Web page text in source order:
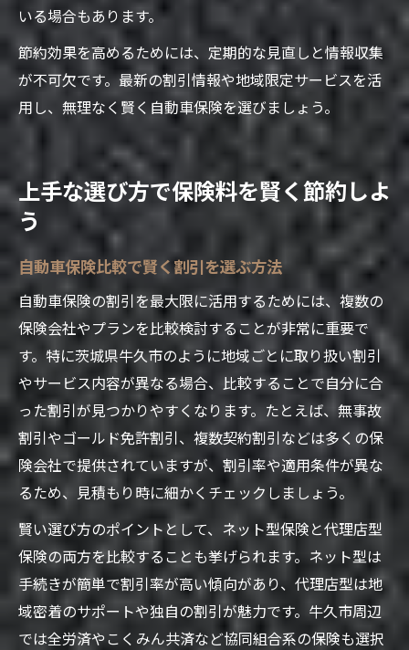
いる場合もあります。
節約効果を高めるためには、定期的な見直しと情報収集
が不可欠です。最新の割引情報や地域限定サービスを活
用し、無理なく賢く自動車保険を選びましょう。
上手な選び方で保険料を賢く節約しよ
う
自動車保険比較で賢く割引を選ぶ方法
自動車保険の割引を最大限に活用するためには、複数の
保険会社やプランを比較検討することが非常に重要で
す。特に茨城県牛久市のように地域ごとに取り扱い割引
やサービス内容が異なる場合、比較することで自分に合
った割引が見つかりやすくなります。たとえば、無事故
割引やゴールド免許割引、複数契約割引などは多くの保
険会社で提供されていますが、割引率や適用条件が異な
るため、見積もり時に細かくチェックしましょう。
賢い選び方のポイントとして、ネット型保険と代理店型
保険の両方を比較することも挙げられます。ネット型は
手続きが簡単で割引率が高い傾向があり、代理店型は地
域密着のサポートや独自の割引が魅力です。牛久市周辺
では全労済やこくみん共済など協同組合系の保険も選択